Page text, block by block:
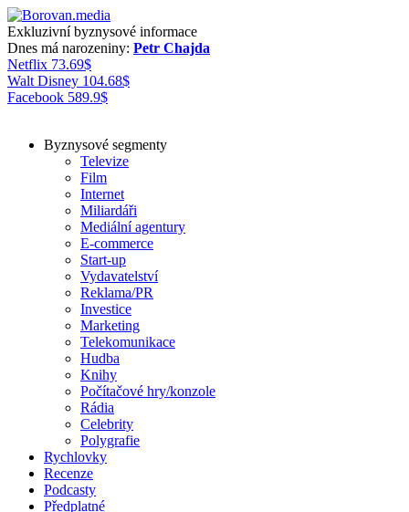
Exkluzivní byznysové informace
Dnes má narozeniny: Petr Chajda
Netflix 73.69$
Walt Disney 104.68$
Facebook 589.9$
Byznysové segmenty
Televize
Film
Internet
Miliardáři
Mediální agentury
E-commerce
Start-up
Vydavatelství
Reklama/PR
Investice
Marketing
Telekomunikace
Hudba
Knihy
Počítačové hry/konzole
Rádia
Celebrity
Polygrafie
Rychlovky
Recenze
Podcasty
Předplatné